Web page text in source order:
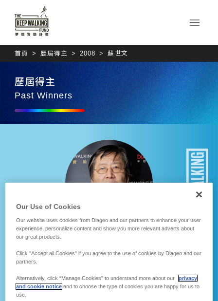
首頁 歷屆得主 2008 蘇世文
歷屆得主
Past Winners
北所音樂更生希望工程 帶領台北
透過音樂穩定收容人的情緒、重
Our Use of Cookies
Our website uses cookies from Diageo and our partners to enhance your user
experience, personalize content and show you more relevant adverts about
our great products.
Click "Accept all Cookies" if you agree to the use of cookies by Diageo and our
partners.
Alternatively, click “Manage Cookies” to understand more about our
privacy
and cookie notice and to choose the type of cookies you are happy for us to
use.